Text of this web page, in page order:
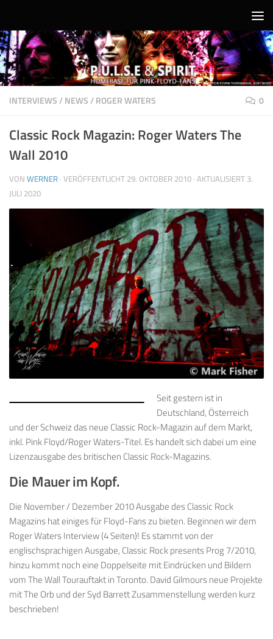
INTERVIEWS/NEWS/ROGER WATERS 0
Classic Rock Magazin: Roger Waters The
Wall 2010
VON WERNER · VERÖFFENTLICHT 29. OKTOBER 2010 · AKTUALISIERT 3.
JULI 2020
Seit gestern ist in
Deutschland, Österreich
und der Schweiz das neue Classic Rock-Magazin auf dem Markt,
inkl. Pink Floyd/Roger Waters-Titel. Es handelt sich dabei um eine
Lizenzausgabe des britischen Classic Rock-Magazins.
Die Mauer im Kopf.
Die November / Dezember 2010 Ausgabe des Classic Rock
Magazins hat einiges für Floyd-Fans zu bieten. Beginnen wir dem
Roger Waters Interview (4 Seiten)! Es stammt von der
englischsprachigen Ausgabe, Classic Rock presents Prog 7/2010,
hinzu kommt noch eine Doppelseite mit Eindrücken und Bildern
vom The Wall Tourauftakt in Toronto. David Gilmours neue Projekte
mit The Orb und der Syd Barrett Zusammenstellung werden kurz
beschrieben!